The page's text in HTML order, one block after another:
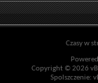
Czasy w
Copyright © 2026
Spolszczenie: